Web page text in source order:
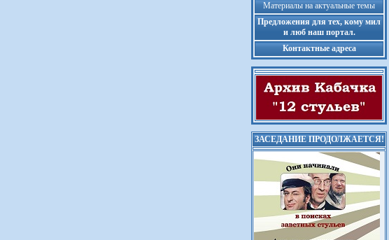
Материалы на актуальные темы
Предложения для тех, кому мил
и люб наш портал.
Контактные адреса
ЗАСЕДАНИЕ ПРОДОЛЖАЕТСЯ!